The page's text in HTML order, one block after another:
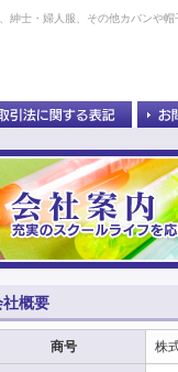
紳士・婦人服、その他カバンや
社概要
商号 株